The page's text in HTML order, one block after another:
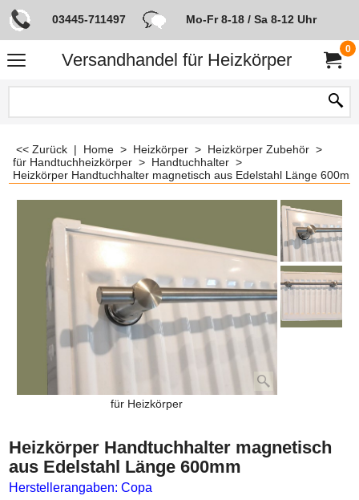
03445-711497 Mo-Fr 8-18 / Sa 8-12 Uhr
Versandhandel für Heizkörper
0
<< Zurück | Home > Heizkörper > Heizkörper Zubehör >
für Handtuchheizkörper > Handtuchhalter >
Heizkörper Handtuchhalter magnetisch aus Edelstahl Länge 600mm
für Heizkörper
Heizkörper Handtuchhalter magnetisch
aus Edelstahl Länge 600mm
Herstellerangaben: Copa